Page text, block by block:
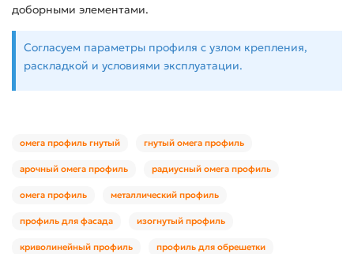
доборными элементами.
Согласуем параметры профиля с узлом крепления,
раскладкой и условиями эксплуатации.
омега профиль гнутый гнутый омега профиль
арочный омега профиль радиусный омега профиль
омега профиль металлический профиль
профиль для фасада изогнутый профиль
криволинейный профиль профиль для обрешетки